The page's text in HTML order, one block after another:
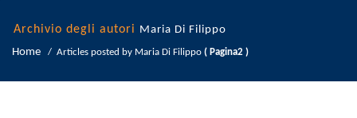
Archivio degli autori Maria Di Filippo
Home / Articles posted by Maria Di Filippo ( Pagina2 )